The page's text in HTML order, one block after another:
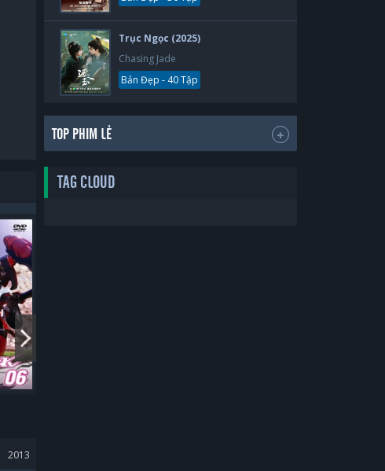
2013
Trục Ngọc (2025)
Chasing Jade
Bản Đẹp - 40 Tập
TOP PHIM LẺ
TAG CLOUD